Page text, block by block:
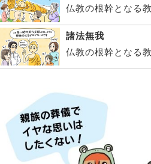
仏教の根幹となる教
諸法無我
仏教の根幹となる教